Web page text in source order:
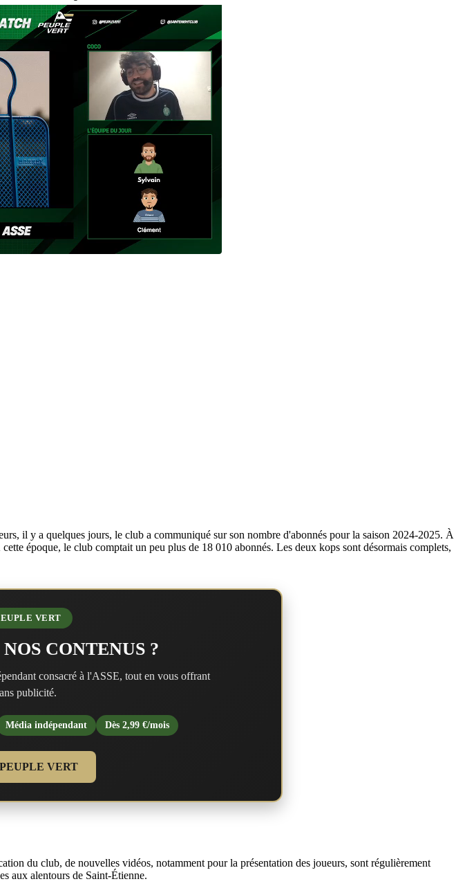
il y a quelques jours, le club a communiqué sur son nombre d'abonnés pour la saison 2024-2025. À
époque, le club comptait un peu plus de 18 010 abonnés. Les deux kops sont désormais complets,
VERT
CONTENUS ?
consacré à l'ASSE, tout en vous offrant
publicité.
Média indépendant Dès 2,99 €/mois
VERT
du club, de nouvelles vidéos, notamment pour la présentation des joueurs, sont régulièrement
aux alentours de Saint-Étienne.